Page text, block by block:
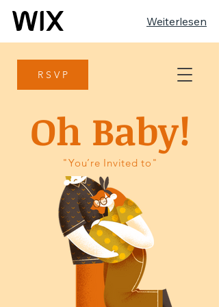
Weiterlesen